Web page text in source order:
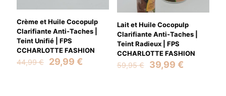
Crème et Huile Cocopulp
Clarifiante Anti-Taches |
Teint Unifié | FPS
CCHARLOTTE FASHION
44,99€
Original
29,99 €
Lait et Huile Cocopulp
Clarifiante Anti-Taches |
Teint Radieux | FPS
CCHARLOTTE FASHION
59,95€
Original
39,99 €Current